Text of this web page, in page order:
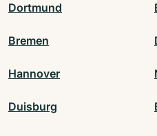
Dortmund
Bremen
Hannover
Duisburg